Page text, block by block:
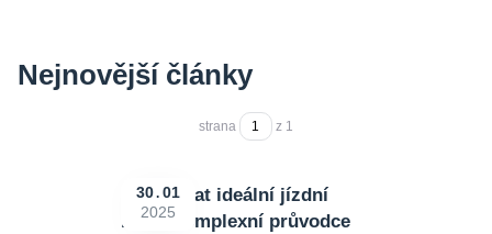
Nejnovější články
strana z 1
Jak vybrat ideální jízdní
kolo: Komplexní průvodce
30 01
2025